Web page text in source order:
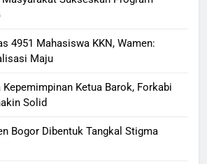
4951 Mahasiswa KKN, Wamen:
Maju
Ketua Barok, Forkabi
Solid
Bogor Dibentuk Tangkal Stigma